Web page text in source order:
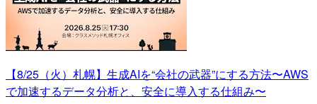
【8/25（火）札幌】生成AIを“会社の武器”にする方法〜AWS
で加速するデータ分析と、安全に導入する仕組み〜